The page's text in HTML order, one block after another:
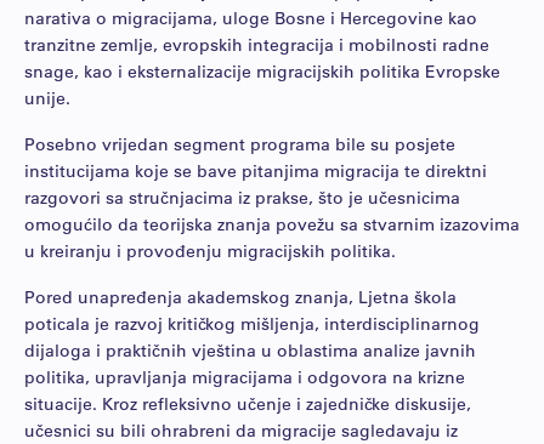
narativa o migracijama, uloge Bosne i Hercegovine kao
tranzitne zemlje, evropskih integracija i mobilnosti radne
snage, kao i eksternalizacije migracijskih politika Evropske
unije.
Posebno vrijedan segment programa bile su posjete
institucijama koje se bave pitanjima migracija te direktni
razgovori sa stručnjacima iz prakse, što je učesnicima
omogućilo da teorijska znanja povežu sa stvarnim izazovima
u kreiranju i provođenju migracijskih politika.
Pored unapređenja akademskog znanja, Ljetna škola
poticala je razvoj kritičkog mišljenja, interdisciplinarnog
dijaloga i praktičnih vještina u oblastima analize javnih
politika, upravljanja migracijama i odgovora na krizne
situacije. Kroz refleksivno učenje i zajedničke diskusije,
učesnici su bili ohrabreni da migracije sagledavaju iz